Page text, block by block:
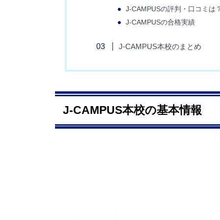
J-CAMPUSの評判・口コミは
J-CAMPUSの合格実績
J-CAMPUS本校のまとめ
J-CAMPUS本校の基本情報